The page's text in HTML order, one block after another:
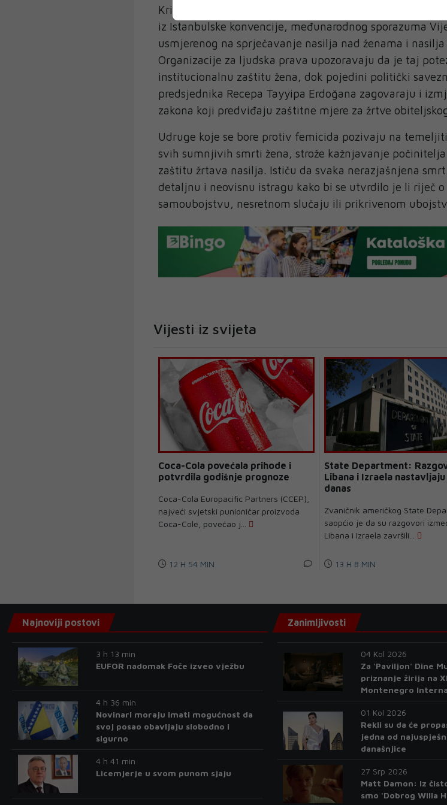
Kritike su dodatno pojačane nakon što je Turska 2021.
iz Istanbulske konvencije, međunarodnog sporazuma
usmjerenog na sprječavanje nasilja nad ženama i
Organizacije za ljudska prava upozoravaju da je taj
institucionalnu zaštitu žena, dok pojedini politički
predsjednika Recepa Tayyipa Erdoğana zagovaraju i
zakona koji predviđaju zaštitne mjere za žrtve
Udruge koje se bore protiv femicida pozivaju na
svih sumnjivih smrti žena, strože kažnjavanje
zaštitu žrtava nasilja. Ističu da svaka nerazjašnjena
detaljnu i neovisnu istragu kako bi se utvrdilo je li riječ o
samoubojstvu, nesretnom slučaju ili prikrivenom
Vijesti iz svijeta
Coca-Cola povećala prihode i
potvrdila godišnje prognoze
Coca-Cola Europacific Partners (CCEP),
najveći svjetski punioničar proizvoda
Coca-Cole, povećao j...
12 H 54 MIN
State Department:
Libana i Izraela nastavljaju
danas
Zvaničnik američkog State
saopćio je da su razgovori
Libana i Izraela završili...
13 H 8 MIN
Najnoviji postovi
3 h 13 min
EUFOR nadomak Foče izveo vježbu
4 h 36 min
Novinari moraju imati mogućnost da
svoj posao obavljaju slobodno i
sigurno
4 h 41 min
Licemjerje u svom punom sjaju
Zanimljivosti
04 Kol 2026
Za 'Paviljon' Dine
priznanje žirija na
Montenegro
01 Kol 2026
Rekli su da će
jedna od
današnjice
27 Srp 2026
Matt Damon: Iz
smo 'Dobrog Willa